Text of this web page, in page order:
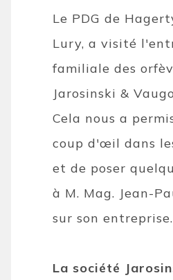
Le PDG de
Lury, a visité
familiale des
Jarosinski &
Cela nous a
coup d'œil dans
et de poser
à M. Mag. Jean-
sur son entreprise.
La société